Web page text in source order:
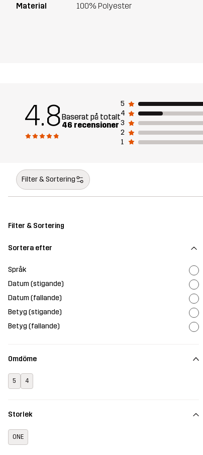
Material 100% Polyester
4.8Baserat på totalt
46 recensioner
5
4
3
2
1
Filter & Sortering
Filter & Sortering
Sortera efter
Språk
Datum (stigande)
Datum (fallande)
Betyg (stigande)
Betyg (fallande)
Omdöme
5 4
Storlek
ONE